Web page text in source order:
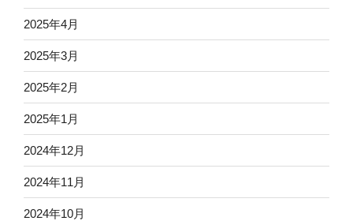
2025年4月
2025年3月
2025年2月
2025年1月
2024年12月
2024年11月
2024年10月